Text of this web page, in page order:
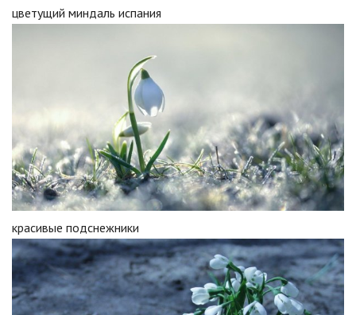
цветущий миндаль испания
красивые подснежники